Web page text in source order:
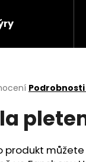
produkt